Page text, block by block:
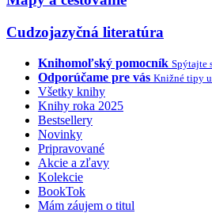
Cudzojazyčná literatúra
Knihomoľský pomocník Spýtajte
Odporúčame pre vás Knižné tipy
Všetky knihy
Knihy roka 2025
Bestsellery
Novinky
Pripravované
Akcie a zľavy
Kolekcie
BookTok
Mám záujem o titul